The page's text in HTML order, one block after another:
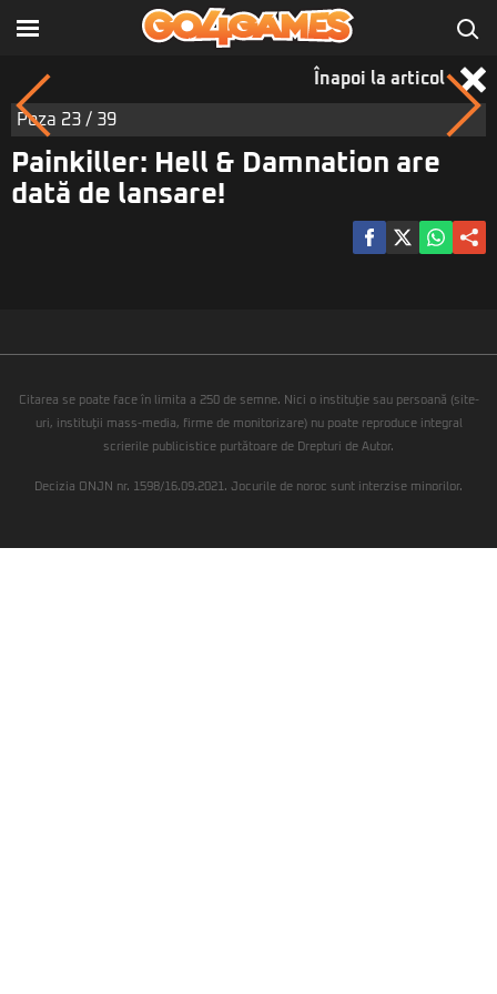
Înapoi la articol
Poza 23 / 39
Painkiller: Hell & Damnation are
dată de lansare!
Citarea se poate face în limita a 250 de semne. Nici o instituţie sau persoană (site-
uri, instituţii mass-media, firme de monitorizare) nu poate reproduce integral
scrierile publicistice purtătoare de Drepturi de Autor.
Decizia ONJN nr. 1598/16.09.2021. Jocurile de noroc sunt interzise minorilor.